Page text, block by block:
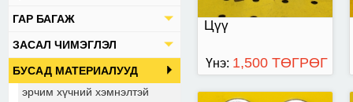
ГАР БАГАЖ
ЗАСАЛ ЧИМЭГЛЭЛ
БУСАД МАТЕРИАЛУУД
эрчим хүчний хэмнэлтэй
Цүү
Үнэ: 1,500 ТӨГРӨГ